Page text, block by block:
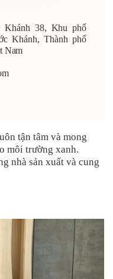
Khánh 38, Khu phố
Khánh, Thành phố
Nam
tận tâm và mong
môi trường xanh.
nhà sản xuất và cung